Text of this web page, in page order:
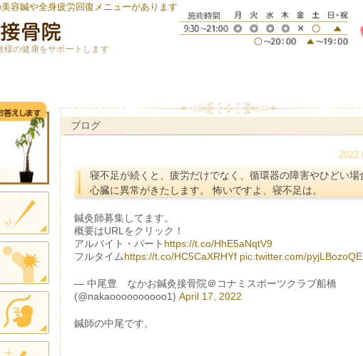
容鍼や全身疲労回復メニューがあります
様の健康をサポートします
ブログ
寝不足が続くと、疲労だけでなく、循環器の障害やひどい場
心臓に異常がきたします。 怖いですよ、寝不足は。
鍼灸師募集してます。
概要はURLをクリック！
アルバイト・パート https://t.co/HhE5aNqtV9
フルタイムhttps://t.co/HC5CaXRHYf pic.twitter.com/pyjLBozoQE
— 中尾豊 なかお鍼灸接骨院＠コナミスポーツクラブ船橋
(@nakaoooooooooo1) April 17, 2022
鍼師の中尾です。